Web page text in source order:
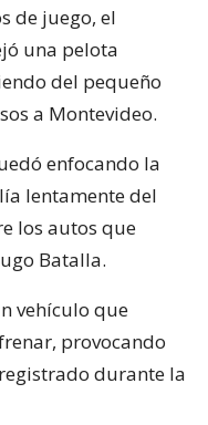
de juego, el
una pelota
del pequeño
a Montevideo.
enfocando la
lentamente del
los autos que
Batalla.
vehículo que
provocando
durante la